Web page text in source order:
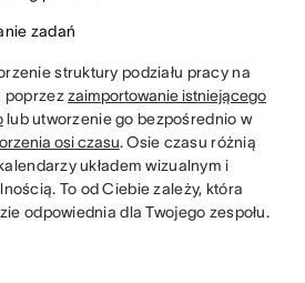
zadań
struktury podziału pracy na
poprzezzaimportowanie istniejącego
lub utworzenie go bezpośrednio w
osi czasu. Osie czasu różnią
układem wizualnym i
To od Ciebie zależy, która
odpowiednia dla Twojego zespołu.